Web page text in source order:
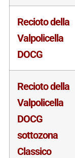
Recioto della
Valpolicella
DOCG
Recioto della
Valpolicella
DOCG
sottozona
Classico